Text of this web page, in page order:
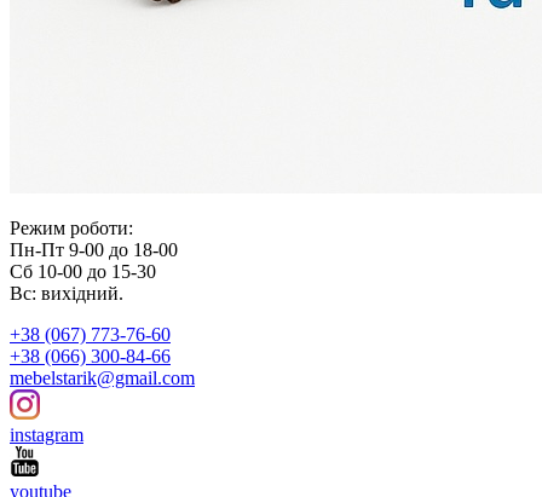
Режим роботи:
Пн-Пт 9-00 до 18-00
Сб 10-00 до 15-30
Вс: вихідний.
+38 (067) 773-76-60
+38 (066) 300-84-66
mebelstarik@gmail.com
instagram
youtube